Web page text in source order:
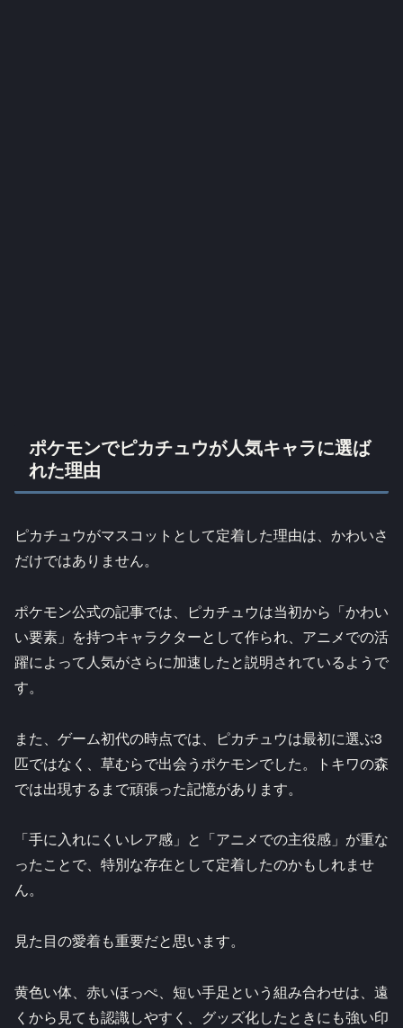
ポケモンでピカチュウが人気キャラに選ば
れた理由
ピカチュウがマスコットとして定着した理由は、かわいさ
だけではありません。
ポケモン公式の記事では、ピカチュウは当初から「かわい
い要素」を持つキャラクターとして作られ、アニメでの活
躍によって人気がさらに加速したと説明されているようで
す。
また、ゲーム初代の時点では、ピカチュウは最初に選ぶ3
匹ではなく、草むらで出会うポケモンでした。トキワの森
では出現するまで頑張った記憶があります。
「手に入れにくいレア感」と「アニメでの主役感」が重な
ったことで、特別な存在として定着したのかもしれませ
ん。
見た目の愛着も重要だと思います。
黄色い体、赤いほっぺ、短い手足という組み合わせは、遠
くから見ても認識しやすく、グッズ化したときにも強い印